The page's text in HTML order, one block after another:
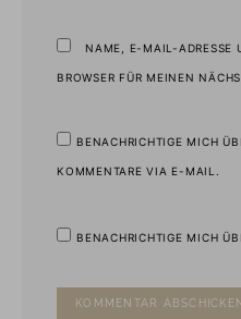
NAME, E-MAIL-ADRESSE
BROWSER FÜR MEINEN
BENACHRICHTIGE MICH
KOMMENTARE VIA E-MAIL.
BENACHRICHTIGE MICH